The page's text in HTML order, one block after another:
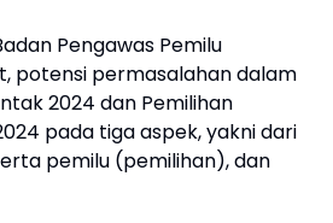
Pengawas Pemilu
potensi permasalahan dalam
2024 dan Pemilihan
pada tiga aspek, yakni dari
pemilu (pemilihan), dan